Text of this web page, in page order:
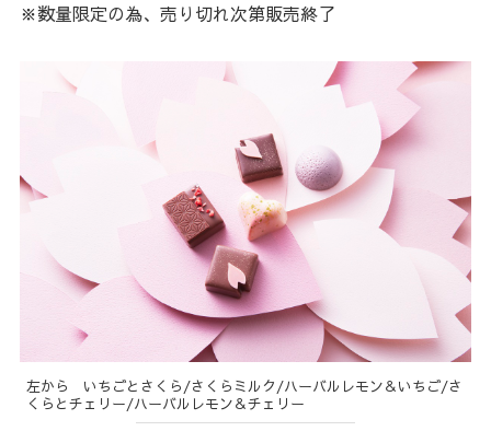
※数量限定の為、売り切れ次第販売終了
左から いちごとさくら/さくらミルク/ハーバルレモン＆いちご/さ
くらとチェリー/ハーバルレモン＆チェリー